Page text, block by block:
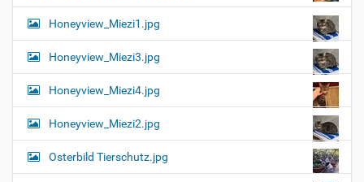
Honeyview_Miezi1.jpg
Honeyview_Miezi3.jpg
Honeyview_Miezi4.jpg
Honeyview_Miezi2.jpg
Osterbild Tierschutz.jpg